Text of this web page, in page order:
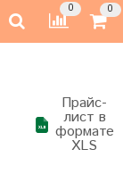
0 0
Прайс-
лист в
формате
XLS